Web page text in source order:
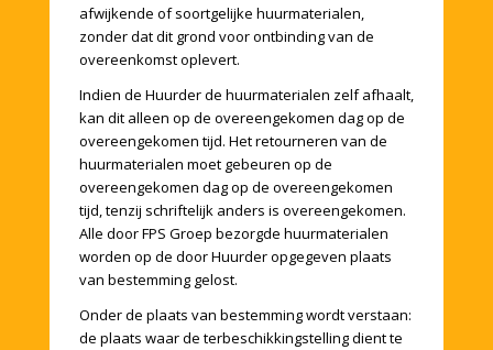
afwijkende of soortgelijke huurmaterialen,
zonder dat dit grond voor ontbinding van de
overeenkomst oplevert.
Indien de Huurder de huurmaterialen zelf afhaalt,
kan dit alleen op de overeengekomen dag op de
overeengekomen tijd. Het retourneren van de
huurmaterialen moet gebeuren op de
overeengekomen dag op de overeengekomen
tijd, tenzij schriftelijk anders is overeengekomen.
Alle door FPS Groep bezorgde huurmaterialen
worden op de door Huurder opgegeven plaats
van bestemming gelost.
Onder de plaats van bestemming wordt verstaan:
de plaats waar de terbeschikkingstelling dient te